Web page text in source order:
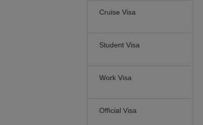
Cruise Visa
Student Visa
Work Visa
Official Visa